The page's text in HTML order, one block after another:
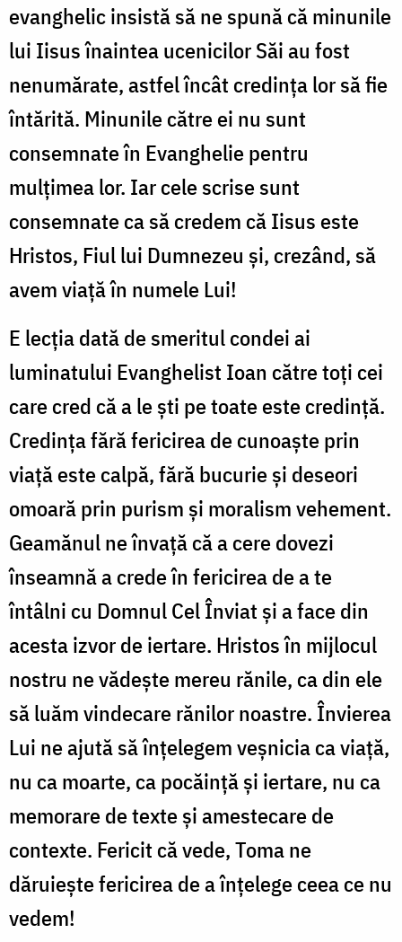
evanghelic insistă să ne spună că minunile
lui Iisus înaintea ucenicilor Săi au fost
nenumărate, astfel încât credința lor să fie
întărită. Minunile către ei nu sunt
consemnate în Evanghelie pentru
mulțimea lor. Iar cele scrise sunt
consemnate ca să credem că Iisus este
Hristos, Fiul lui Dumnezeu și, crezând, să
avem viață în numele Lui!
E lecția dată de smeritul condei ai
luminatului Evanghelist Ioan către toți cei
care cred că a le ști pe toate este credință.
Credința fără fericirea de cunoaște prin
viață este calpă, fără bucurie și deseori
omoară prin purism și moralism vehement.
Geamănul ne învață că a cere dovezi
înseamnă a crede în fericirea de a te
întâlni cu Domnul Cel Înviat și a face din
acesta izvor de iertare. Hristos în mijlocul
nostru ne vădește mereu rănile, ca din ele
să luăm vindecare rănilor noastre. Învierea
Lui ne ajută să înțelegem veșnicia ca viață,
nu ca moarte, ca pocăință și iertare, nu ca
memorare de texte și amestecare de
contexte. Fericit că vede, Toma ne
dăruiește fericirea de a înțelege ceea ce nu
vedem!